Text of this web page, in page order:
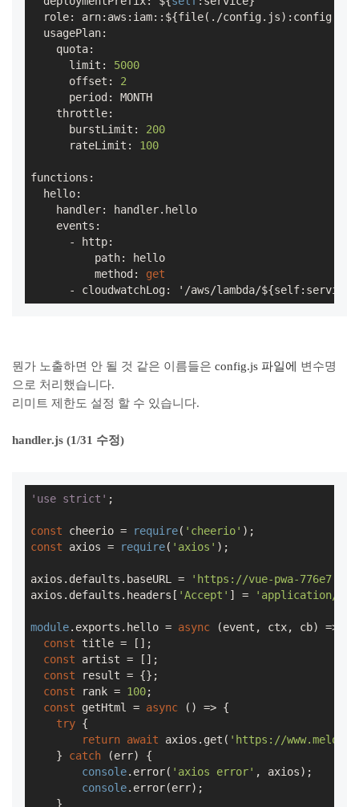
role: arn:aws:iam::${file(./
  usagePlan:
    quota:
      limit:
5000
      offset:
2
      period: MONTH
    throttle:
      burstLimit:
200
      rateLimit:
100
functions:
  hello:
    handler: handler.hello
    events:
      - http:
          path: hello
          method:
get
      - cloudwatchLog: '/aws/lambda/${self:service}
뭔가 노출하면 안 될 것 같은 이름들은 config.js 파일에 변수명
으로 처리했습니다.
리미트 제한도 설정 할 수 있습니다.
handler.js (1/31 수정)
'use strict' ;
const cheerio = require( 'cheerio'
const axios = require( 'axios' );
axios.defaults.baseURL =
'https://vue-pwa-
axios.defaults.headers[ 'Accept' ] = 'application/
module.exports.hello = async (event, ctx, cb) => {
const title = [];
const artist = [];
const result = {};
const rank = 100;
const getHtml = async () => {
try {
return await axios.get( 'https://
    }
catch (err) {
console.error( 'axios error' , axios);
console.error(err);
    }